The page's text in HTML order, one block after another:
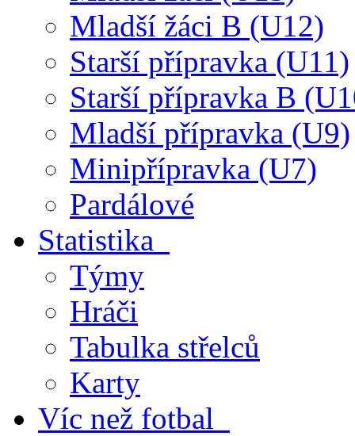
Mladší žáci B (U12)
Starší přípravka (U11)
Starší přípravka B
Mladší přípravka (U9)
Minipřípravka (U7)
Pardálové
Statistika
Týmy
Hráči
Tabulka střelců
Karty
Víc než fotbal